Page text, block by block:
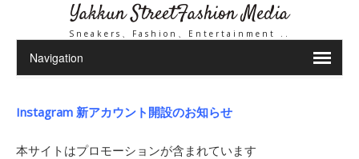
Yakkun StreetFashion Media
Sneakers、Fashion、Entertainment ..
Instagram 新アカウント開設のお知らせ
本サイトはプロモーションが含まれています